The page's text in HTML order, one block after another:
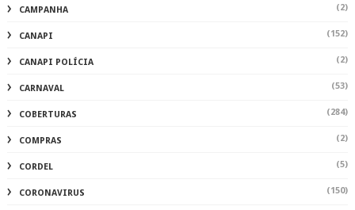
CAMPANHA (2)
CANAPI (152)
CANAPI POLÍCIA (2)
CARNAVAL (53)
COBERTURAS (284)
COMPRAS (2)
CORDEL (5)
CORONAVIRUS (150)